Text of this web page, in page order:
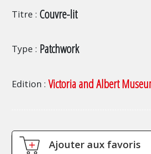
Titre Couvre-lit
Type Patchwork
Edition Victoria and Albert
Ajouter aux favoris